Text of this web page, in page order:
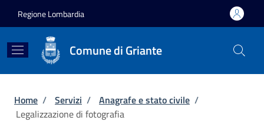
Regione Lombardia
Comune di Griante
Briciole di pane
Home / Servizi / Anagrafe e stato civile /
Legalizzazione di fotografia